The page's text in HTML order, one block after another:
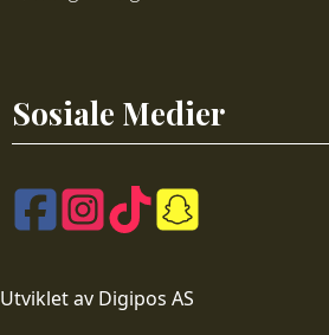
Sosiale Medier
Utviklet av Digipos AS